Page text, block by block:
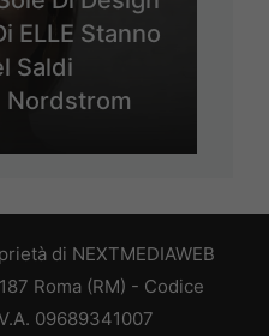
ELLE Stanno
Saldi
Nordstrom
di NEXTMEDIAWEB
Roma (RM) - Codice
09689341007